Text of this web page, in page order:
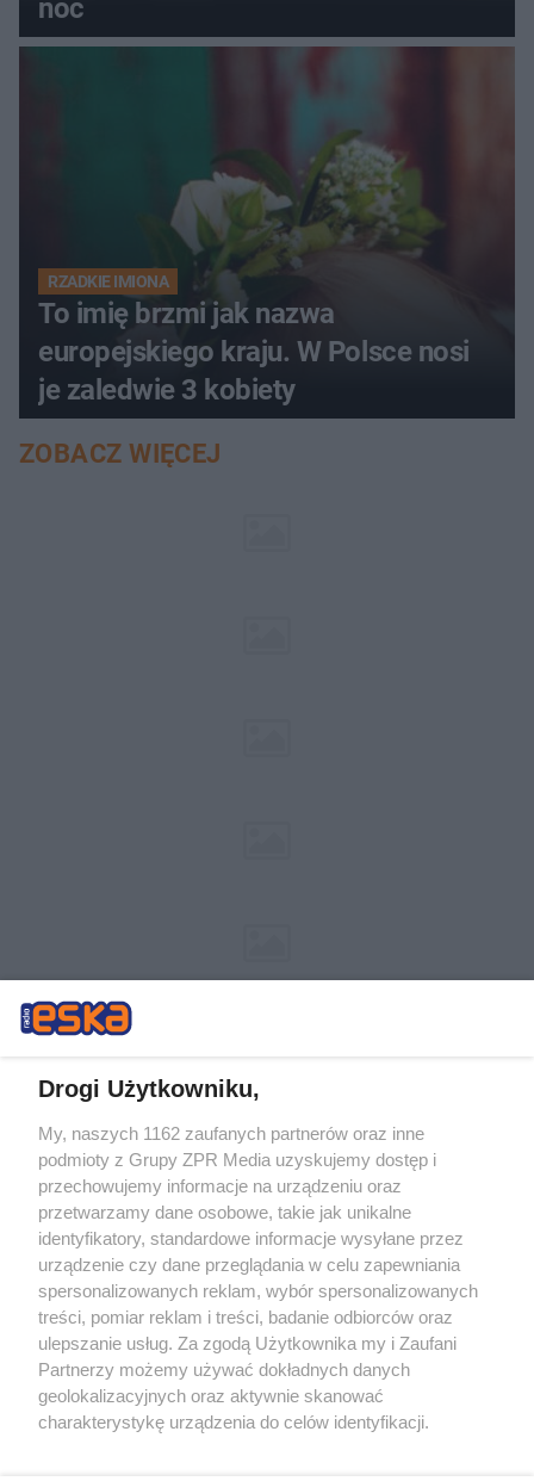
noc
RZADKIE IMIONA
To imię brzmi jak nazwa
europejskiego kraju. W Polsce nosi
je zaledwie 3 kobiety
ZOBACZ WIĘCEJ
Żaden utwór zamieszczony w serwisie nie może być powielany i
rozpowszechniany lub dalej rozpowszechniany w jakikolwiek sposób (w
tym także elektroniczny lub mechaniczny) na jakimkolwiek polu
eksploatacji w jakiejkolwiek formie, włącznie z umieszczaniem w
Internecie bez pisemnej zgody właściciela praw. Jakiekolwiek użycie lub
wykorzystanie utworów w całości lub w części z naruszeniem prawa,
tzn. bez właściwej zgody, jest zabronione pod groźbą kary i może być
ścigane prawnie.
Drogi Użytkowniku,
My, naszych 1162 zaufanych partnerów oraz inne
podmioty z Grupy ZPR Media uzyskujemy dostęp i
przechowujemy informacje na urządzeniu oraz
przetwarzamy dane osobowe, takie jak unikalne
identyfikatory, standardowe informacje wysyłane przez
urządzenie czy dane przeglądania w celu zapewniania
spersonalizowanych reklam, wybór spersonalizowanych
treści, pomiar reklam i treści, badanie odbiorców oraz
ulepszanie usług. Za zgodą Użytkownika my i Zaufani
Partnerzy możemy używać dokładnych danych
geolokalizacyjnych oraz aktywnie skanować
charakterystykę urządzenia do celów identyfikacji.